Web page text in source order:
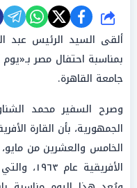
شارك
ألقى السيد الرئيس عبد
بمناسبة احتفال مصر
جامعة القاهرة.
وصرح السفير محمد
الجمهورية، بأن القارة
الخامس والعشرين من